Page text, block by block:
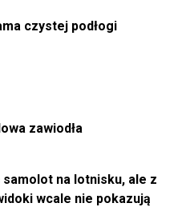
czystej podłogi
zawiodła
samolot na lotnisku, ale z
wcale nie pokazują